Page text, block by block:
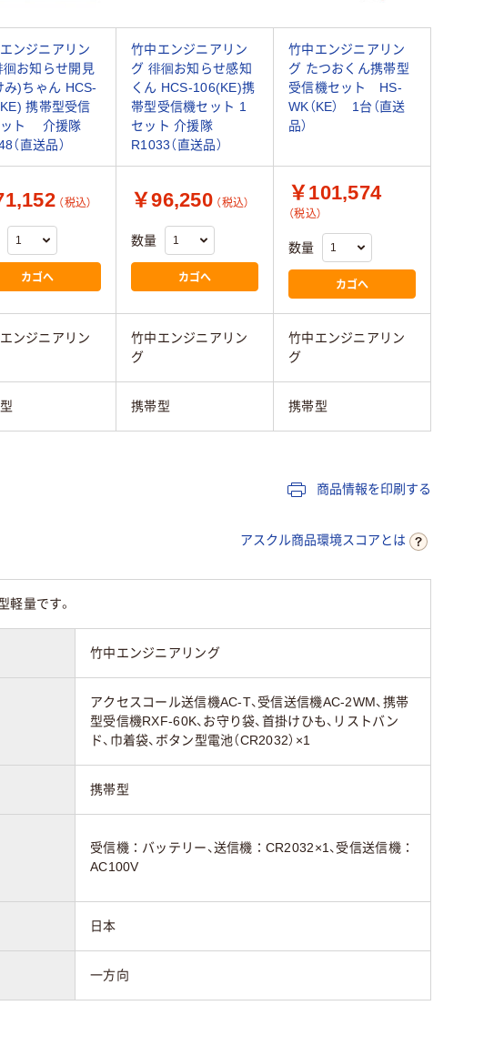
ンジニアリン
徊お知らせ開見
み)ちゃん HCS-
携帯型受信
ット 介援隊
（直送品）
竹中エンジニアリン
グ 徘徊お知らせ感知
くん HCS-106(KE)携
帯型受信機セット 1
セット 介援隊
R1033（直送品）
竹中エンジニアリン
グ たつおくん携帯型
受信機セット HS-
WK（KE） 1台（直送
品）
（税込）
カゴへ
￥96,250 （税込）
数量
カゴへ
￥101,574
（税込）
数量
カゴへ
ンジニアリン
竹中エンジニアリン
グ
竹中エンジニアリン
グ
携帯型 携帯型
商品情報を印刷する
アスクル商品環境スコアとは
軽量です。
竹中エンジニアリング
アクセスコール送信機AC-T、受信送信機AC-2WM、携帯
型受信機RXF-60K、お守り袋、首掛けひも、リストバン
ド、巾着袋、ボタン型電池（CR2032）×1
携帯型
受信機：バッテリー、送信機：CR2032×1、受信送信機：
AC100V
日本
一方向